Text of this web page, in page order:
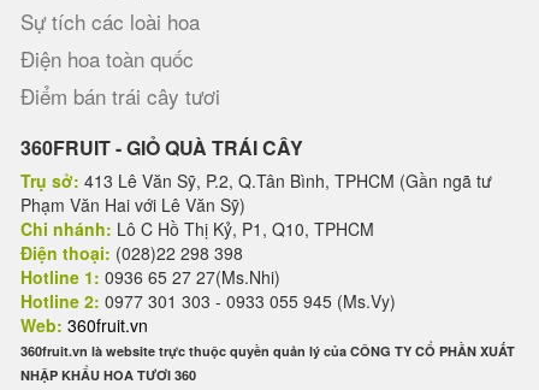
Sự tích các loài hoa
Điện hoa toàn quốc
Điểm bán trái cây tươi
360FRUIT - GIỎ QUÀ TRÁI CÂY
Trụ sở: 413 Lê Văn Sỹ, P.2, Q.Tân Bình, TPHCM (Gần ngã tư
Phạm Văn Hai với Lê Văn Sỹ)
Chi nhánh: Lô C Hồ Thị Kỷ, P1, Q10, TPHCM
Điện thoại: (028)22 298 398
Hotline 1: 0936 65 27 27(Ms.Nhi)
Hotline 2: 0977 301 303 - 0933 055 945 (Ms.Vy)
Web: 360fruit.vn
360fruit.vn là website trực thuộc quyền quản lý của CÔNG TY CỔ PHẦN XUẤT
NHẬP KHẨU HOA TƯƠI 360